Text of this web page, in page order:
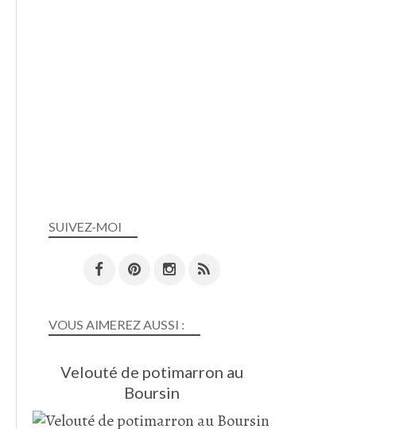
SUIVEZ-MOI
VOUS AIMEREZ AUSSI :
Velouté de potimarron au
Boursin